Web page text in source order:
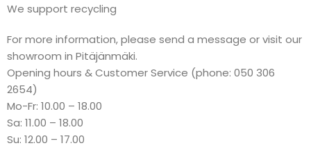
We support recycling
For more information, please send a message or visit our
showroom in Pitäjänmäki.
Opening hours & Customer Service (phone: 050 306
2654)
Mo-Fr: 10.00 – 18.00
Sa: 11.00 – 18.00
Su: 12.00 – 17.00